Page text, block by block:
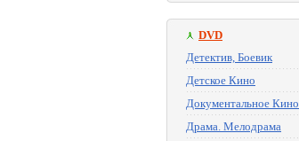
DVD
Детектив, Боевик
Детское Кино
Документальное Кино
Драма. Мелодрама